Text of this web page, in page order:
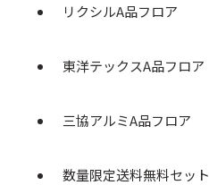
リクシルA品フロア
東洋テックスA品フロア
三協アルミA品フロア
数量限定送料無料セット